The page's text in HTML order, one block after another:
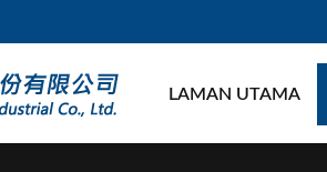
LAMAN UTAMA